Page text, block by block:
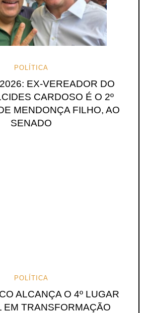
POLÍTICA
EX-VEREADOR DO
CARDOSO É O 2º
MENDONÇA FILHO, AO
SENADO
POLÍTICA
ALCANÇA O 4º LUGAR
EM TRANSFORMAÇÃO